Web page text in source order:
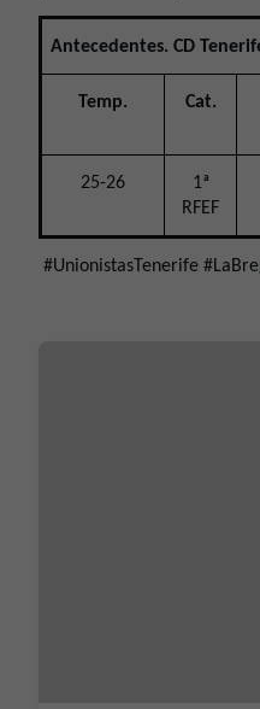
Antecedentes. CD
Temp. Cat.
25-26
1ª
RFEF
#UnionistasTenerife